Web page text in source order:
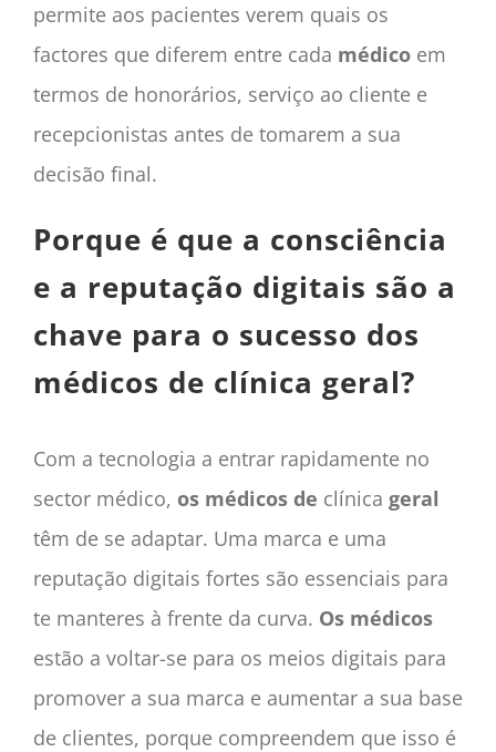
permite aos pacientes verem quais os
factores que diferem entre cada médicoem
termos de honorários, serviço ao cliente e
recepcionistas antes de tomarem a sua
decisão final.
Porque é que a consciência
e a reputação digitais são a
chave para o sucesso dos
médicos de clínica geral?
Com a tecnologia a entrar rapidamente no
sector médico, os médicos de clínica geral
têm de se adaptar. Uma marca e uma
reputação digitais fortes são essenciais para
te manteres à frente da curva. Os médicos
estão a voltar-se para os meios digitais para
promover a sua marca e aumentar a sua base
de clientes, porque compreendem que isso é